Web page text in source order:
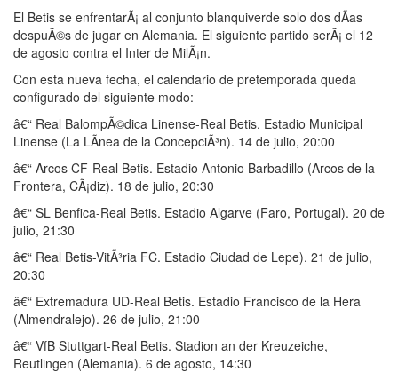
El Betis se enfrentarÃ¡ al conjunto blanquiverde solo dos dÃ­as
despuÃ©s de jugar en Alemania. El siguiente partido serÃ¡ el 12
de agosto contra el Inter de MilÃ¡n.
Con esta nueva fecha, el calendario de pretemporada queda
configurado del siguiente modo:
â€“ Real BalompÃ©dica Linense-Real Betis. Estadio Municipal
Linense (La LÃ­nea de la ConcepciÃ³n). 14 de julio, 20:00
â€“ Arcos CF-Real Betis. Estadio Antonio Barbadillo (Arcos de la
Frontera, CÃ¡diz). 18 de julio, 20:30
â€“ SL Benfica-Real Betis. Estadio Algarve (Faro, Portugal). 20 de
julio, 21:30
â€“ Real Betis-VitÃ³ria FC. Estadio Ciudad de Lepe). 21 de julio,
20:30
â€“ Extremadura UD-Real Betis. Estadio Francisco de la Hera
(Almendralejo). 26 de julio, 21:00
â€“ VfB Stuttgart-Real Betis. Stadion an der Kreuzeiche,
Reutlingen (Alemania). 6 de agosto, 14:30